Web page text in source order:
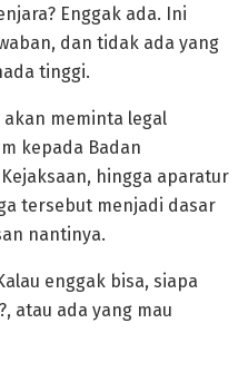
Enggak ada. Ini
dan tidak ada yang
tinggi.
meminta legal
kepada Badan
hingga aparatur
tersebut menjadi dasar
nantinya.
enggak bisa, siapa
atau ada yang mau